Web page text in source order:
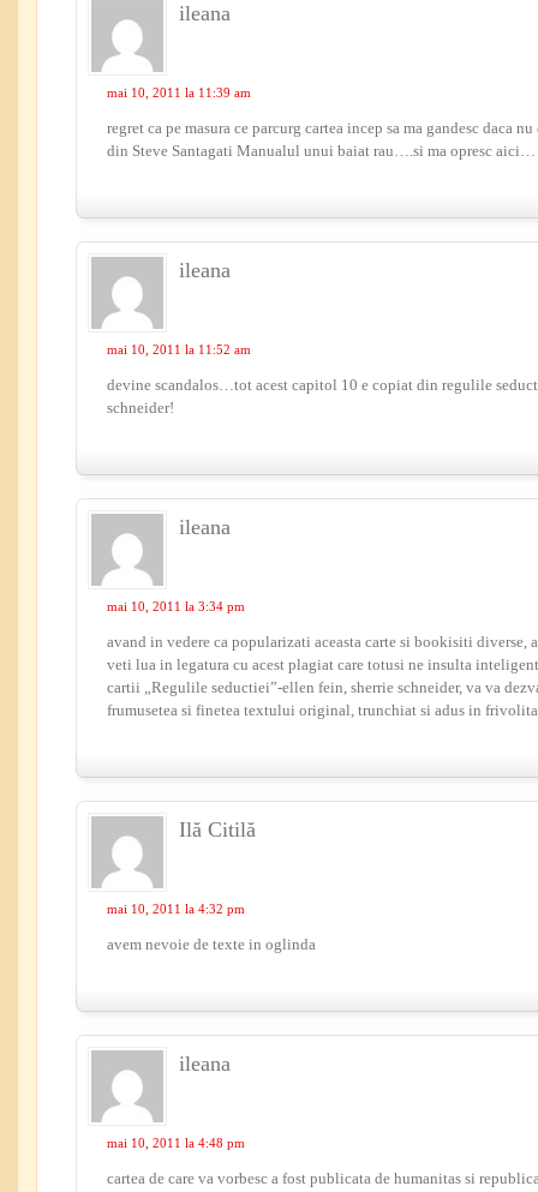
ileana
mai 10, 2011 la 11:39 am
regret ca pe masura ce parcurg cartea incep sa ma gandesc daca
din Steve Santagati Manualul unui baiat rau….si ma opresc aici…
ileana
mai 10, 2011 la 11:52 am
devine scandalos…tot acest capitol 10 e copiat din regulile
schneider!
ileana
mai 10, 2011 la 3:34 pm
avand in vedere ca popularizati aceasta carte si bookisiti diverse,
veti lua in legatura cu acest plagiat care totusi ne insulta
cartii „Regulile seductiei”-ellen fein, sherrie schneider, va va
frumusetea si finetea textului original, trunchiat si adus in
Ilă Citilă
mai 10, 2011 la 4:32 pm
avem nevoie de texte in oglinda
ileana
mai 10, 2011 la 4:48 pm
cartea de care va vorbesc a fost publicata de humanitas si